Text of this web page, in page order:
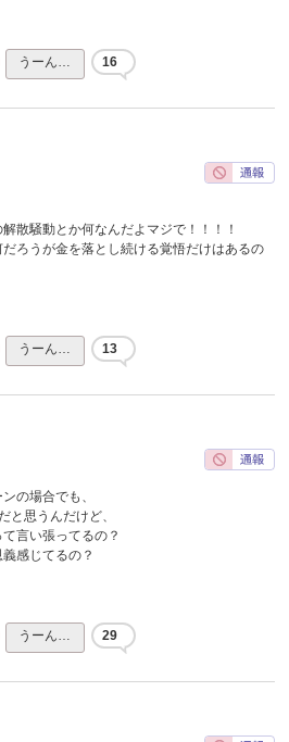
うーん… 16
散騒動とか何なんだよマジで！！！！
ろうが金を落とし続ける覚悟だけはあるの
うーん… 13
の場合でも、
と思うんだけど、
言い張ってるの？
感じてるの？
うーん… 29